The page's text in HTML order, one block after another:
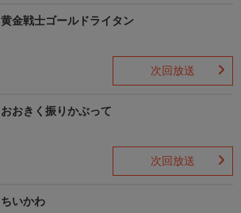
黄金戦士ゴールドライタン
次回放送
おおきく振りかぶって
次回放送
ちいかわ